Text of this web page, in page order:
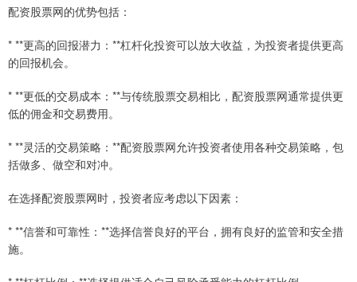
配资股票网的优势包括：
* **更高的回报潜力：**杠杆化投资可以放大收益，为投资者提供更高
的回报机会。
* **更低的交易成本：**与传统股票交易相比，配资股票网通常提供更
低的佣金和交易费用。
* **灵活的交易策略：**配资股票网允许投资者使用各种交易策略，包
括做多、做空和对冲。
在选择配资股票网时，投资者应考虑以下因素：
* **信誉和可靠性：**选择信誉良好的平台，拥有良好的监管和安全措
施。